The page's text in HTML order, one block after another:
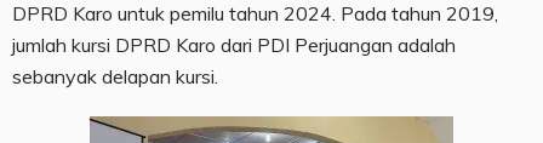
DPRD Karo untuk pemilu tahun 2024. Pada tahun 2019,
jumlah kursi DPRD Karo dari PDI Perjuangan adalah
sebanyak delapan kursi.